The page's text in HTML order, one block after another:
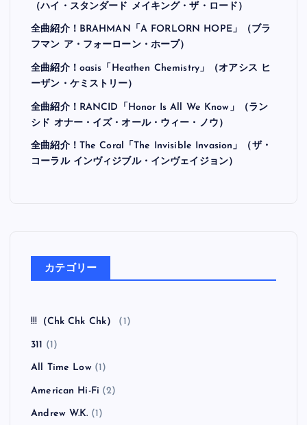
（ハイ・スタンダード メイキング・ザ・ロード）
全曲紹介！BRAHMAN「A FORLORN HOPE」（ブラ
フマン ア・フォーローン・ホープ）
全曲紹介！oasis「Heathen Chemistry」（オアシス ヒ
ーザン・ケミストリー）
全曲紹介！RANCID「Honor Is All We Know」（ラン
シド オナー・イズ・オール・ウィー・ノウ）
全曲紹介！The Coral「The Invisible Invasion」（ザ・
コーラル インヴィジブル・インヴェイジョン）
カテゴリー
!!!（Chk Chk Chk） (1)
311 (1)
All Time Low(1)
American Hi-Fi (2)
Andrew W.K. (1)